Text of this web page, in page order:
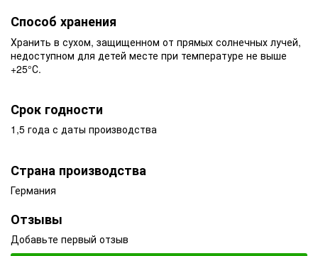
Способ хранения
Хранить в сухом, защищенном от прямых солнечных лучей,
недоступном для детей месте при температуре не выше
+25°С.
Срок годности
1,5 года с даты производства
Страна производства
Германия
Отзывы
Добавьте первый отзыв